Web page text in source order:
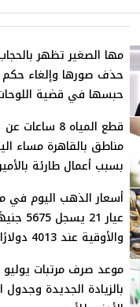
مها الصغير تظهر
حذف صورها وإلغاء حكم
حبسها في قضية
قطع المياه 8 ساعات عن
مناطق بالقاهرة مساء
بسبب أعمال طارئة
أسعار الذهب اليوم في
عيار 21 يسجل
والأوقية عند 4013 دولارًا
بالزيادة الجديدة وجدول